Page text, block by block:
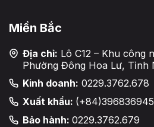
Miền Bắc
Địa chỉ: Lô C12 – Khu công
Phường Đông Hoa Lư, Tỉnh
Kinh doanh: 0229.3762.678
Xuất khẩu: (+84)396836945
Bảo hành: 0229.3762.679